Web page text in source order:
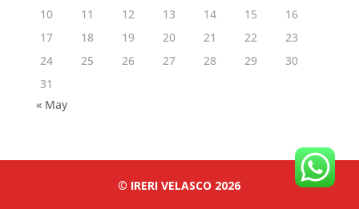
10
11 12 13 14 15
16
17
18 19 20 21 22
23
24
25 26 27 28 29
30
31
« May
© IRERI VELASCO 2026